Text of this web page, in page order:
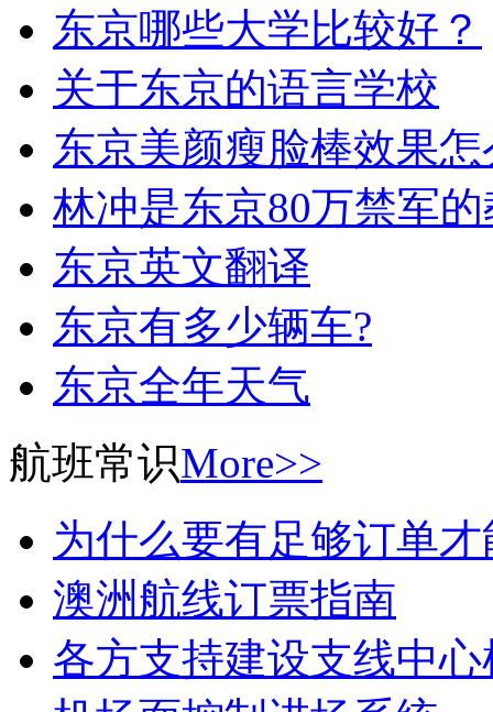
东京哪些大学比较好？
关于东京的语言学校
东京美颜瘦脸棒效果
林冲是东京80万禁军
东京英文翻译
东京有多少辆车?
东京全年天气
航班常识More>>
为什么要有足够订单
澳洲航线订票指南
各方支持建设支线中